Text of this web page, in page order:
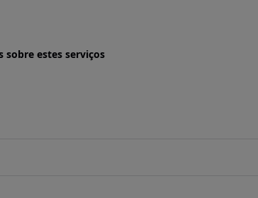
estes serviços